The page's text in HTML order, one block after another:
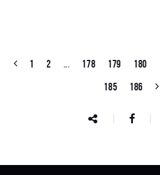
1 2 ... 178 179 180
185
186